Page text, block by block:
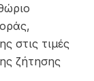
στις τιμές
ζήτησης